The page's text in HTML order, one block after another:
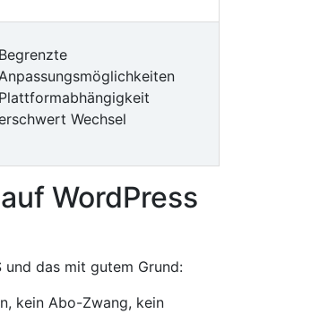
Begrenzte
Plattformabhängigkeit
Wechsel
WordPress
das mit gutem Grund:
kein Abo-Zwang, kein